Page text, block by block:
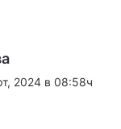
а2024 в 08:58ч